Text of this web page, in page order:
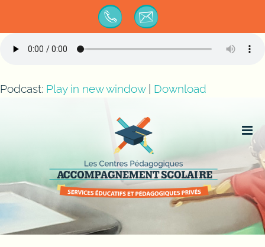
Podcast: Play in new window| Download